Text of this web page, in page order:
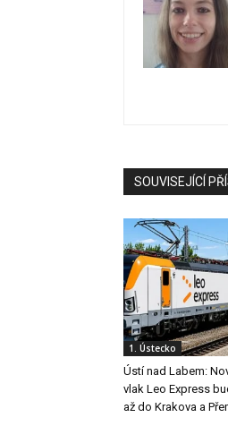
SOUVISEJÍCÍ
1. Ústecko
Ústí nad Labem:
vlak Leo Express
až do Krakova a